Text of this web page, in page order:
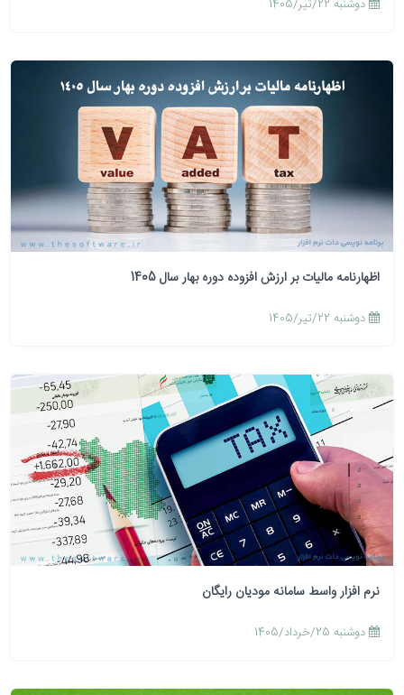
دوشنبه 22/تیر/1405
اظهارنامه مالیات بر ارزش افزوده دوره بهار سال 1405
دوشنبه 22/تیر/1405
نرم افزار واسط سامانه مودیان رایگان
دوشنبه 25/خرداد/1405